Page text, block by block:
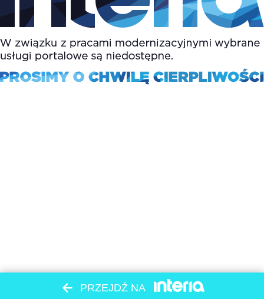
PRZEJDŹ NA